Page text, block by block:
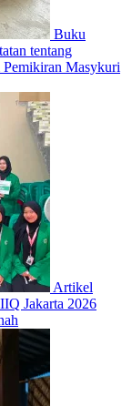
Buku
tentang
Pemikiran Masykuri
Artikel
Jakarta 2026